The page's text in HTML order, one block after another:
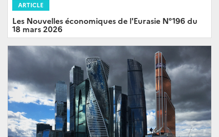
ARTICLE
Les Nouvelles économiques de l'Eurasie N°196 du
18 mars 2026